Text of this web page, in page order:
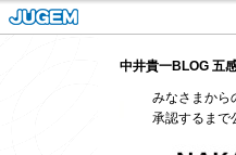
中井貴一BLOG 五
みなさまか
承認するまで